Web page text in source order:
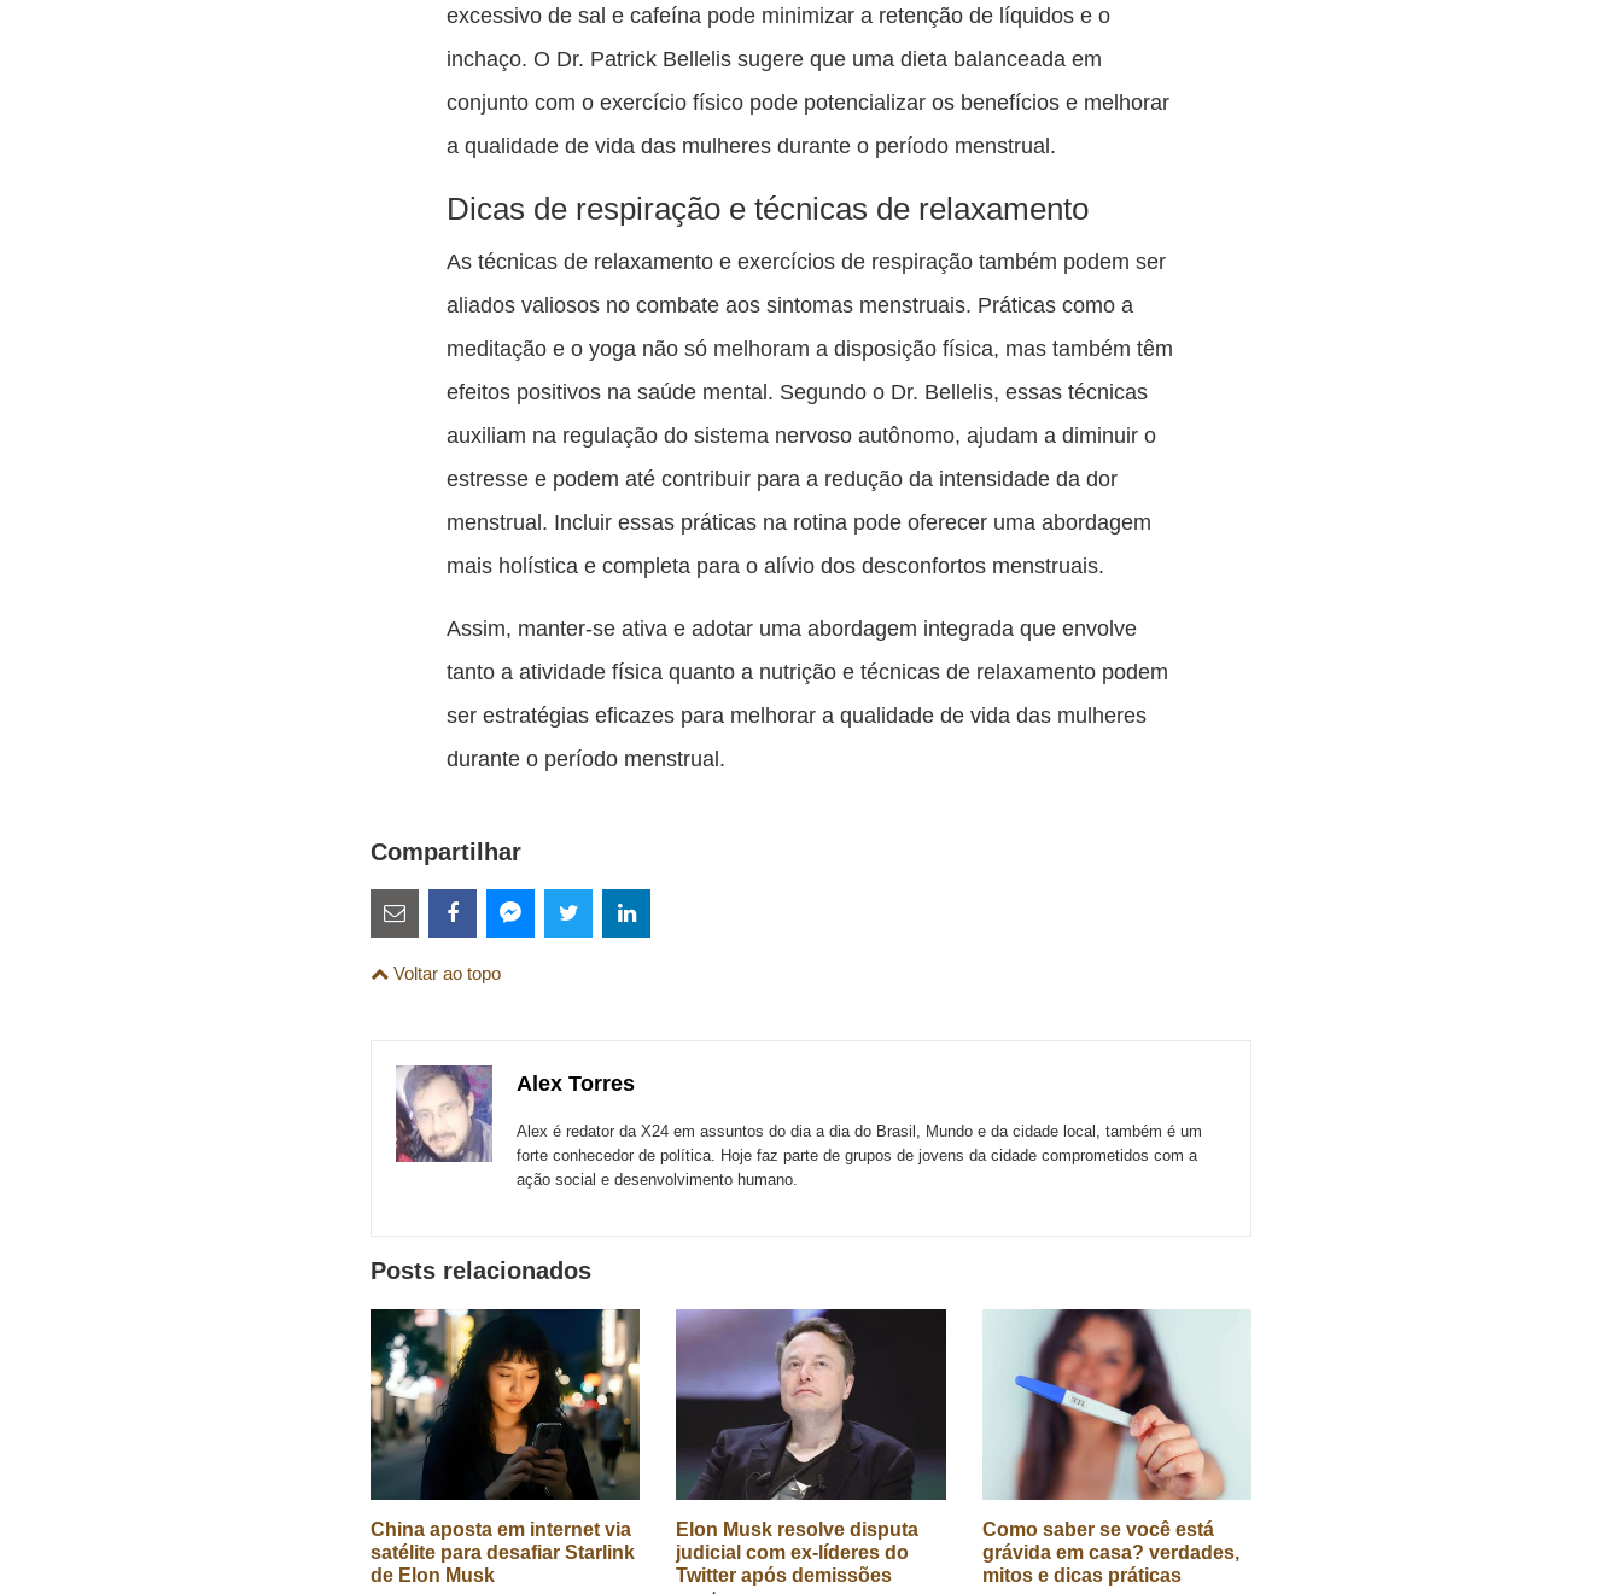
excessivo de sal e cafeína pode minimizar a retenção de líquidos e o
inchaço. O Dr. Patrick Bellelis sugere que uma dieta balanceada em
conjunto com o exercício físico pode potencializar os benefícios e melhorar
a qualidade de vida das mulheres durante o período menstrual.
Dicas de respiração e técnicas de relaxamento
As técnicas de relaxamento e exercícios de respiração também podem ser
aliados valiosos no combate aos sintomas menstruais. Práticas como a
meditação e o yoga não só melhoram a disposição física, mas também têm
efeitos positivos na saúde mental. Segundo o Dr. Bellelis, essas técnicas
auxiliam na regulação do sistema nervoso autônomo, ajudam a diminuir o
estresse e podem até contribuir para a redução da intensidade da dor
menstrual. Incluir essas práticas na rotina pode oferecer uma abordagem
mais holística e completa para o alívio dos desconfortos menstruais.
Assim, manter-se ativa e adotar uma abordagem integrada que envolve
tanto a atividade física quanto a nutrição e técnicas de relaxamento podem
ser estratégias eficazes para melhorar a qualidade de vida das mulheres
durante o período menstrual.
Compartilhar
Estes
links
são
sites
externos
sociais
com
Email
esta
com
Facebook
Voltar ao topo
Alex Torres
Alex é redator da X24 em assuntos do dia a dia do Brasil, Mundo e da cidade local, também é um
forte conhecedor de política. Hoje faz parte de grupos de jovens da cidade comprometidos com a
ação social e desenvolvimento humano.
Posts relacionados
China aposta em internet via
satélite para desafiar Starlink
de Elon Musk
Elon Musk resolve disputa
judicial com ex-líderes do
Twitter após demissões
Como saber se você está
grávida em casa? verdades,
mitos e dicas práticas